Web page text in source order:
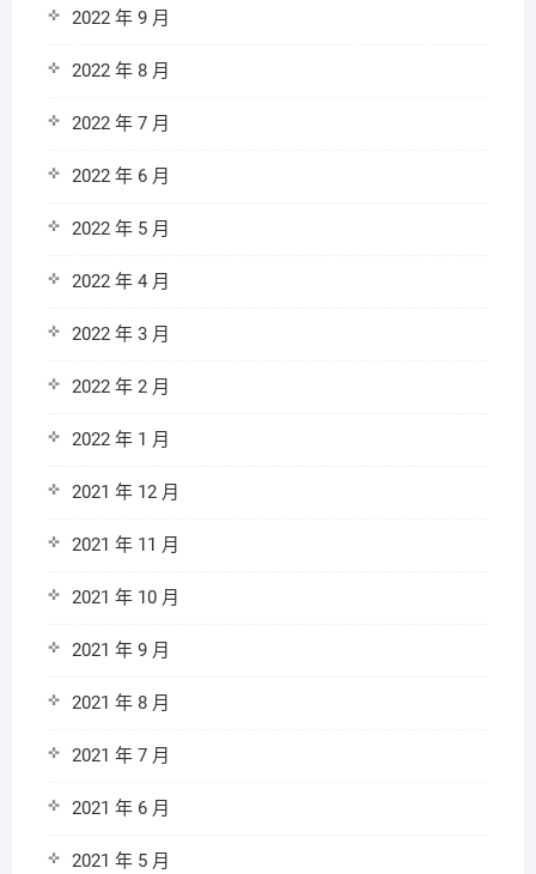
2022 年 9 月
2022 年 8 月
2022 年 7 月
2022 年 6 月
2022 年 5 月
2022 年 4 月
2022 年 3 月
2022 年 2 月
2022 年 1 月
2021 年 12 月
2021 年 11 月
2021 年 10 月
2021 年 9 月
2021 年 8 月
2021 年 7 月
2021 年 6 月
2021 年 5 月